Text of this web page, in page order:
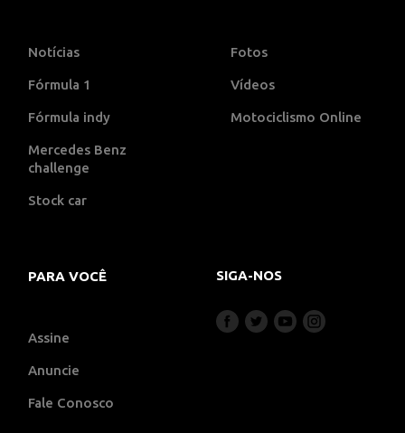
Notícias
Fórmula 1
Fórmula indy
Mercedes Benz
challenge
Stock car
Fotos
Vídeos
Motociclismo Online
PARA VOCÊ
Assine
Anuncie
Fale Conosco
SIGA-NOS